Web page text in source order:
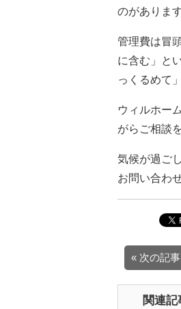
のがあります
管理費は冒
に含む」と
っくるめて
ウィルホー
がらご相談
気候が過ご
お問い合わ
« 次の記事
関連記